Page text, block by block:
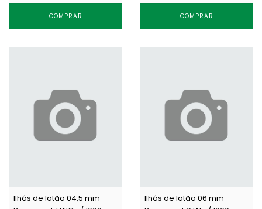
COMPRAR COMPRAR
Ilhós de latão 04,5 mm
Ilhós de latão 06 mm